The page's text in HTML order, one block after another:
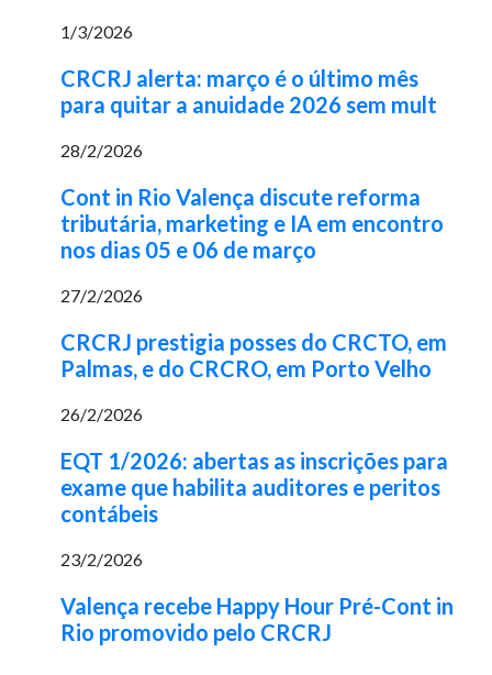
1/3/2026
CRCRJ alerta: março é o último mês
para quitar a anuidade 2026 sem mult
28/2/2026
Cont in Rio Valença discute reforma
tributária, marketing e IA em encontro
nos dias 05 e 06 de março
27/2/2026
CRCRJ prestigia posses do CRCTO, em
Palmas, e do CRCRO, em Porto Velho
26/2/2026
EQT 1/2026: abertas as inscrições para
exame que habilita auditores e peritos
contábeis
23/2/2026
Valença recebe Happy Hour Pré-Cont in
Rio promovido pelo CRCRJ